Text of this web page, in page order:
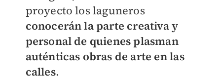
proyecto los laguneros
conocerán la parte creativa y
personal de quienes plasman
auténticas obras de arte en las
calles.